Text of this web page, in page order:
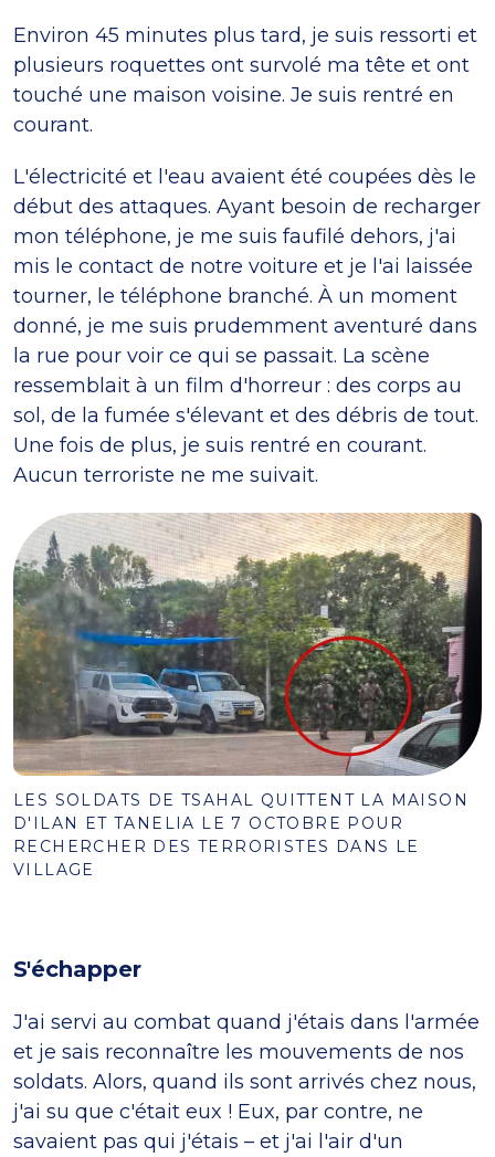
Environ 45 minutes plus tard, je suis ressorti et
plusieurs roquettes ont survolé ma tête et ont
touché une maison voisine. Je suis rentré en
courant.
L'électricité et l'eau avaient été coupées dès le
début des attaques. Ayant besoin de recharger
mon téléphone, je me suis faufilé dehors, j'ai
mis le contact de notre voiture et je l'ai laissée
tourner, le téléphone branché. À un moment
donné, je me suis prudemment aventuré dans
la rue pour voir ce qui se passait. La scène
ressemblait à un film d'horreur : des corps au
sol, de la fumée s'élevant et des débris de tout.
Une fois de plus, je suis rentré en courant.
Aucun terroriste ne me suivait.
LES SOLDATS DE TSAHAL QUITTENT LA MAISON
D'ILAN ET TANELIA LE 7 OCTOBRE POUR
RECHERCHER DES TERRORISTES DANS LE
VILLAGE
S'échapper
J'ai servi au combat quand j'étais dans l'armée
et je sais reconnaître les mouvements de nos
soldats. Alors, quand ils sont arrivés chez nous,
j'ai su que c'était eux ! Eux, par contre, ne
savaient pas qui j'étais – et j'ai l'air d'un